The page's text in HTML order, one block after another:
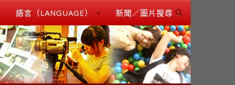
語言（LANGUAGE） 新聞／圖片搜尋